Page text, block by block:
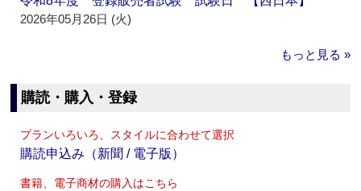
2026年05月26日 (火)
もっと見る »
購読・購入・登録
プランいろいろ、スタイルに合わせて選択
購読申込み（新聞 / 電子版）
書籍、電子商材の購入はこちら